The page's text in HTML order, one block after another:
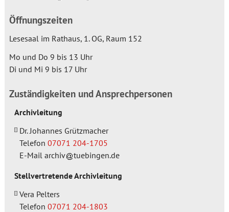
Öffnungszeiten
Lesesaal im Rathaus, 1. OG, Raum 152
Mo und Do 9 bis 13 Uhr
Di und Mi 9 bis 17 Uhr
Zuständigkeiten und Ansprechpersonen
Archivleitung
Dr. Johannes Grützmacher
Telefon 07071 204-1705
E-Mail archiv
tuebingen.de
Stellvertretende Archivleitung
Vera Pelters
Telefon 07071 204-1803